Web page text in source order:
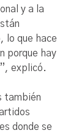
y a la
lo que hace
porque hay
explicó.
también
donde se